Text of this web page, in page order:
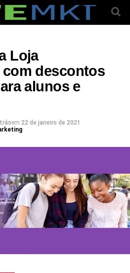
Loja
descontos
alunos e
em 22 de janeiro de 2021